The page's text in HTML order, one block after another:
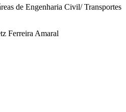
de Engenharia Civil/ Transportes
Ferreira Amaral